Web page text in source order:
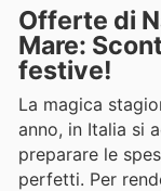
Offerte di
Mare:
festive!
La magica
anno, in Italia si
preparare le
perfetti. Per